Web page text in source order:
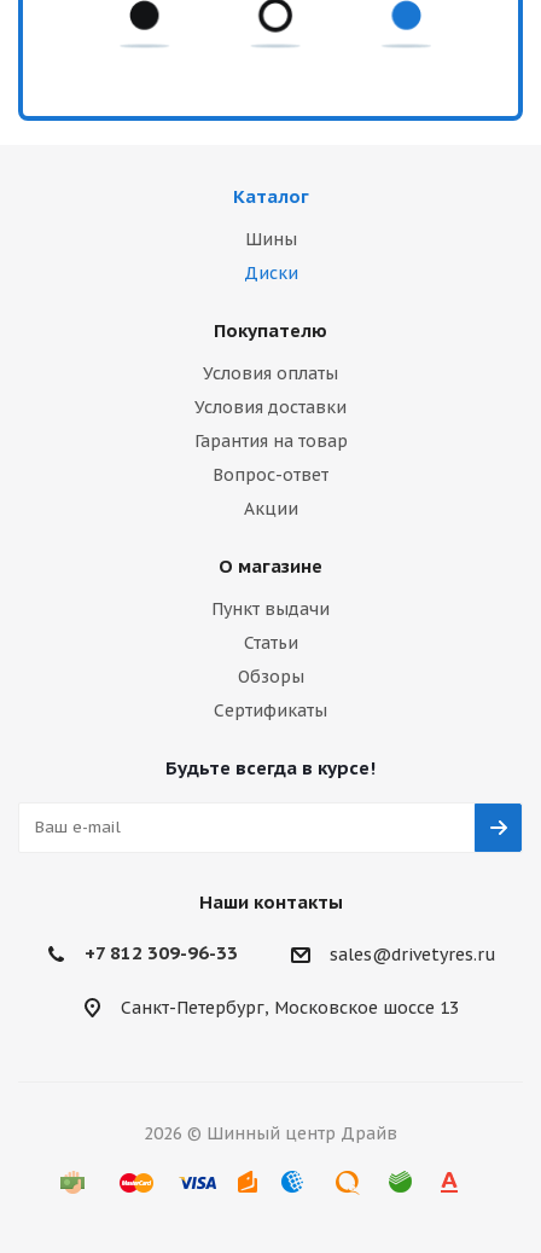
Каталог
Шины
Диски
Покупателю
Условия оплаты
Условия доставки
Гарантия на товар
Вопрос-ответ
Акции
О магазине
Пункт выдачи
Статьи
Обзоры
Сертификаты
Будьте всегда в курсе!
Наши контакты
+7 812 309-96-33 sales@drivetyres.ru
Санкт-Петербург, Московское шоссе 13
2026 © Шинный центр Драйв